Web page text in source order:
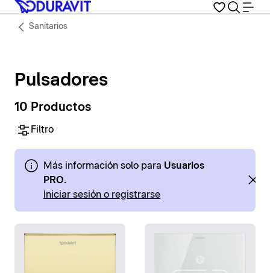
Sanitarios
Pulsadores
10 Productos
Filtro
Más información solo para Usuarios
PRO.
Iniciar sesión o registrarse